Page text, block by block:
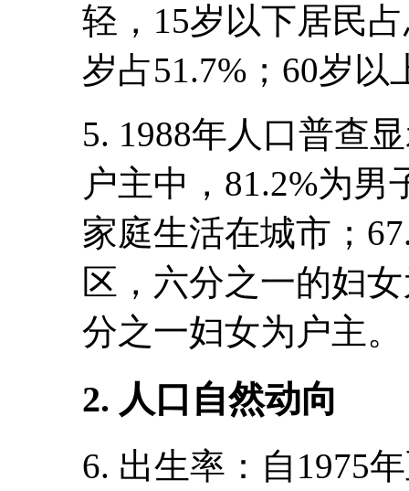
轻，15岁以下居民
岁占51.7%；60岁以
5. 1988年人口普查
户主中，81.2%为男
家庭生活在城市；
区，六分之一的妇
分之一妇女为户主。
2. 人口自然动向
6. 出生率：自1975